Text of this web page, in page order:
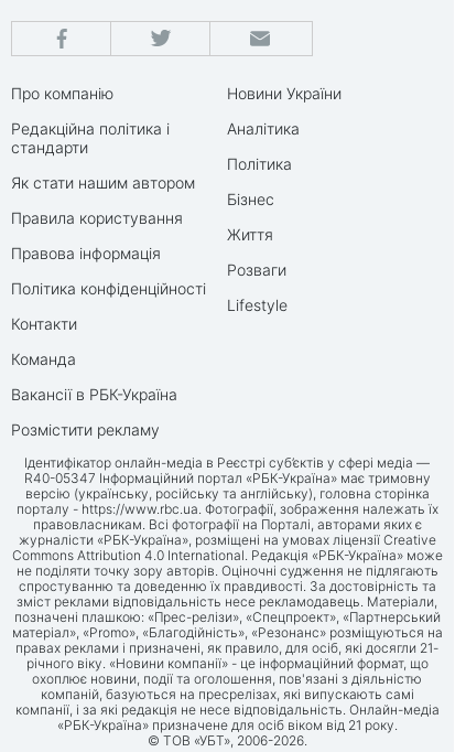
Про компанію
Редакційна політика і
стандарти
Як стати нашим автором
Правила користування
Правова інформація
Політика конфіденційності
Контакти
Команда
Вакансії в РБК-Україна
Розмістити рекламу
Новини України
Аналітика
Політика
Бізнес
Життя
Розваги
Lifestyle
Ідентифікатор онлайн-медіа в Реєстрі суб’єктів у сфері медіа —
R40-05347 Інформаційний портал «РБК-Україна» має тримовну
версію (українську, російську та англійську), головна сторінка
порталу - https://www.rbc.ua. Фотографії, зображення належать їх
правовласникам. Всі фотографії на Порталі, авторами яких є
журналісти «РБК-Україна», розміщені на умовах ліцензії Creative
Commons Attribution 4.0 International. Редакція «РБК-Україна» може
не поділяти точку зору авторів. Оціночні судження не підлягають
спростуванню та доведенню їх правдивості. За достовірність та
зміст реклами відповідальність несе рекламодавець. Матеріали,
позначені плашкою: «Прес-релізи», «Спецпроект», «Партнерський
матеріал», «Promo», «Благодійність», «Резонанс» розміщуються на
правах реклами і призначені, як правило, для осіб, які досягли 21-
річного віку. «Новини компанії» - це інформаційний формат, що
охоплює новини, події та оголошення, пов'язані з діяльністю
компаній, базуються на пресрелізах, які випускають самі
компанії, і за які редакція не несе відповідальність. Онлайн-медіа
«РБК-Україна» призначене для осіб віком від 21 року.
© ТОВ «УБТ», 2006-2026.